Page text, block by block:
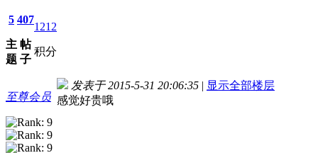
5
主
题
407
帖
子
1212
积分
至尊会员
发表于 2015-5-31 20:06:35 | 显示全部楼层
感觉好贵哦